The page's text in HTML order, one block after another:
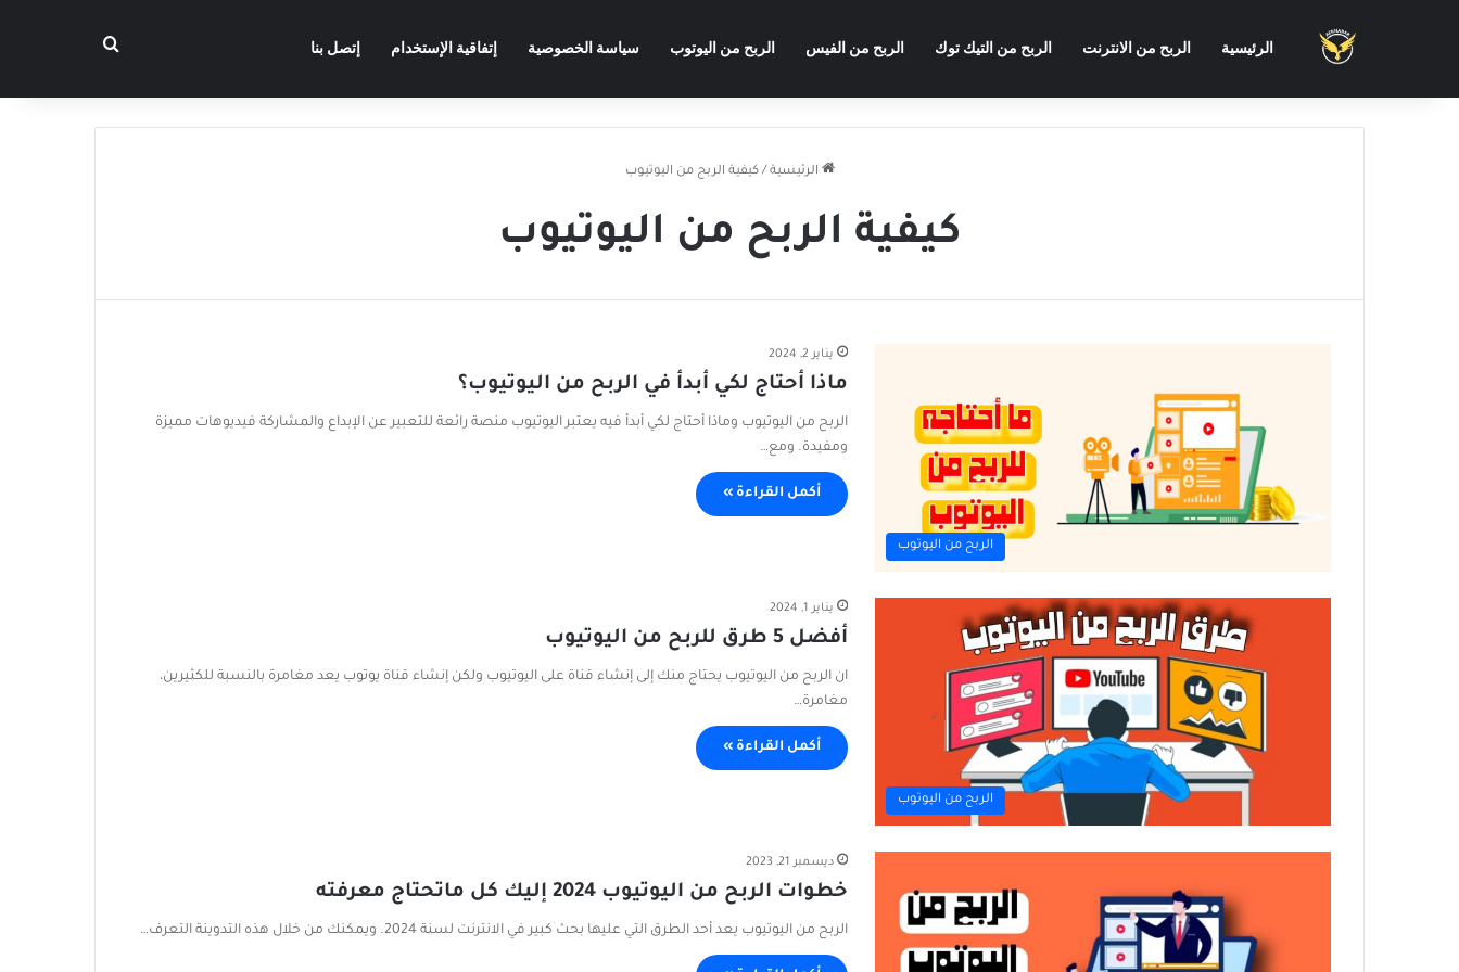
الرئيسية الربح من الانترنت الربح من التيك توك الربح من الفيس الربح من اليوتوب سياسة الخصوصية إتفاقية الإستخدام إتصل بنا بحث عن
الرئيسية / كيفية الربح من اليوتيوب
كيفية الربح من اليوتيوب
الربح من اليوتوب
يناير 2, 2024
ماذا أحتاج لكي أبدأ في الربح من اليوتيوب؟
الربح من اليوتيوب وماذا أحتاج لكي أبدأ فيه يعتبر اليوتيوب منصة رائعة للتعبير عن الإبداع والمشاركة فيديوهات مميزة
ومفيدة. ومع…
أكمل القراءة »
الربح من اليوتوب
يناير 1, 2024
أفضل 5 طرق للربح من اليوتيوب
ان الربح من اليوتيوب يحتاج منك إلى إنشاء قناة على اليوتيوب ولكن إنشاء قناة يوتوب يعد مغامرة بالنسبة للكثيرين،
مغامرة…
أكمل القراءة »
ديسمبر 21, 2023
خطوات الربح من اليوتيوب 2024 إليك كل ماتحتاج معرفته
الربح من اليوتيوب يعد أحد الطرق التي عليها بحث كبير في الانترنت لسنة 2024. ويمكنك من خلال هذه التدوينة التعرف…